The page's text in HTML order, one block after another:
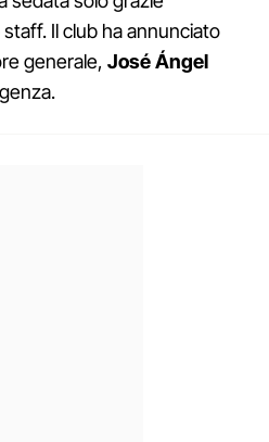
Il club ha annunciato
generale, José Ángel